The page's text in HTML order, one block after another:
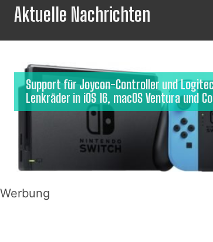
Aktuelle Nachrichten
Support für Joycon-Controller und
Lenkräder in iOS 16, macOS Ventura und
Werbung